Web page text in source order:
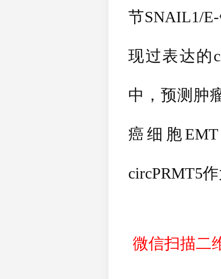
节SNAIL1/E-
现过表达的
中，预测肿
癌细胞 EMT
circPRMT5
微信扫描二